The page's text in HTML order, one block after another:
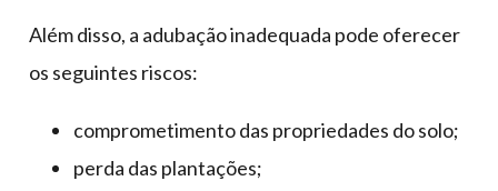
Além disso, a adubação inadequada pode oferecer
os seguintes riscos:
comprometimento das propriedades do solo;
perda das plantações;